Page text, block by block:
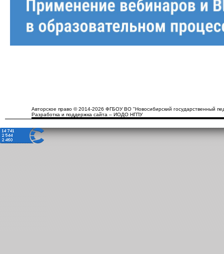
Авторское право © 2014-2026 ФГБОУ ВО "Новосибирский государственный
Разработка и поддержка сайта – ИОДО НГПУ